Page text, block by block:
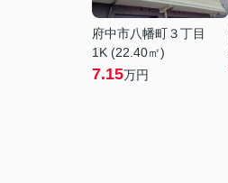
府中市八幡町３丁目
1K (22.40㎡)
7.15万円